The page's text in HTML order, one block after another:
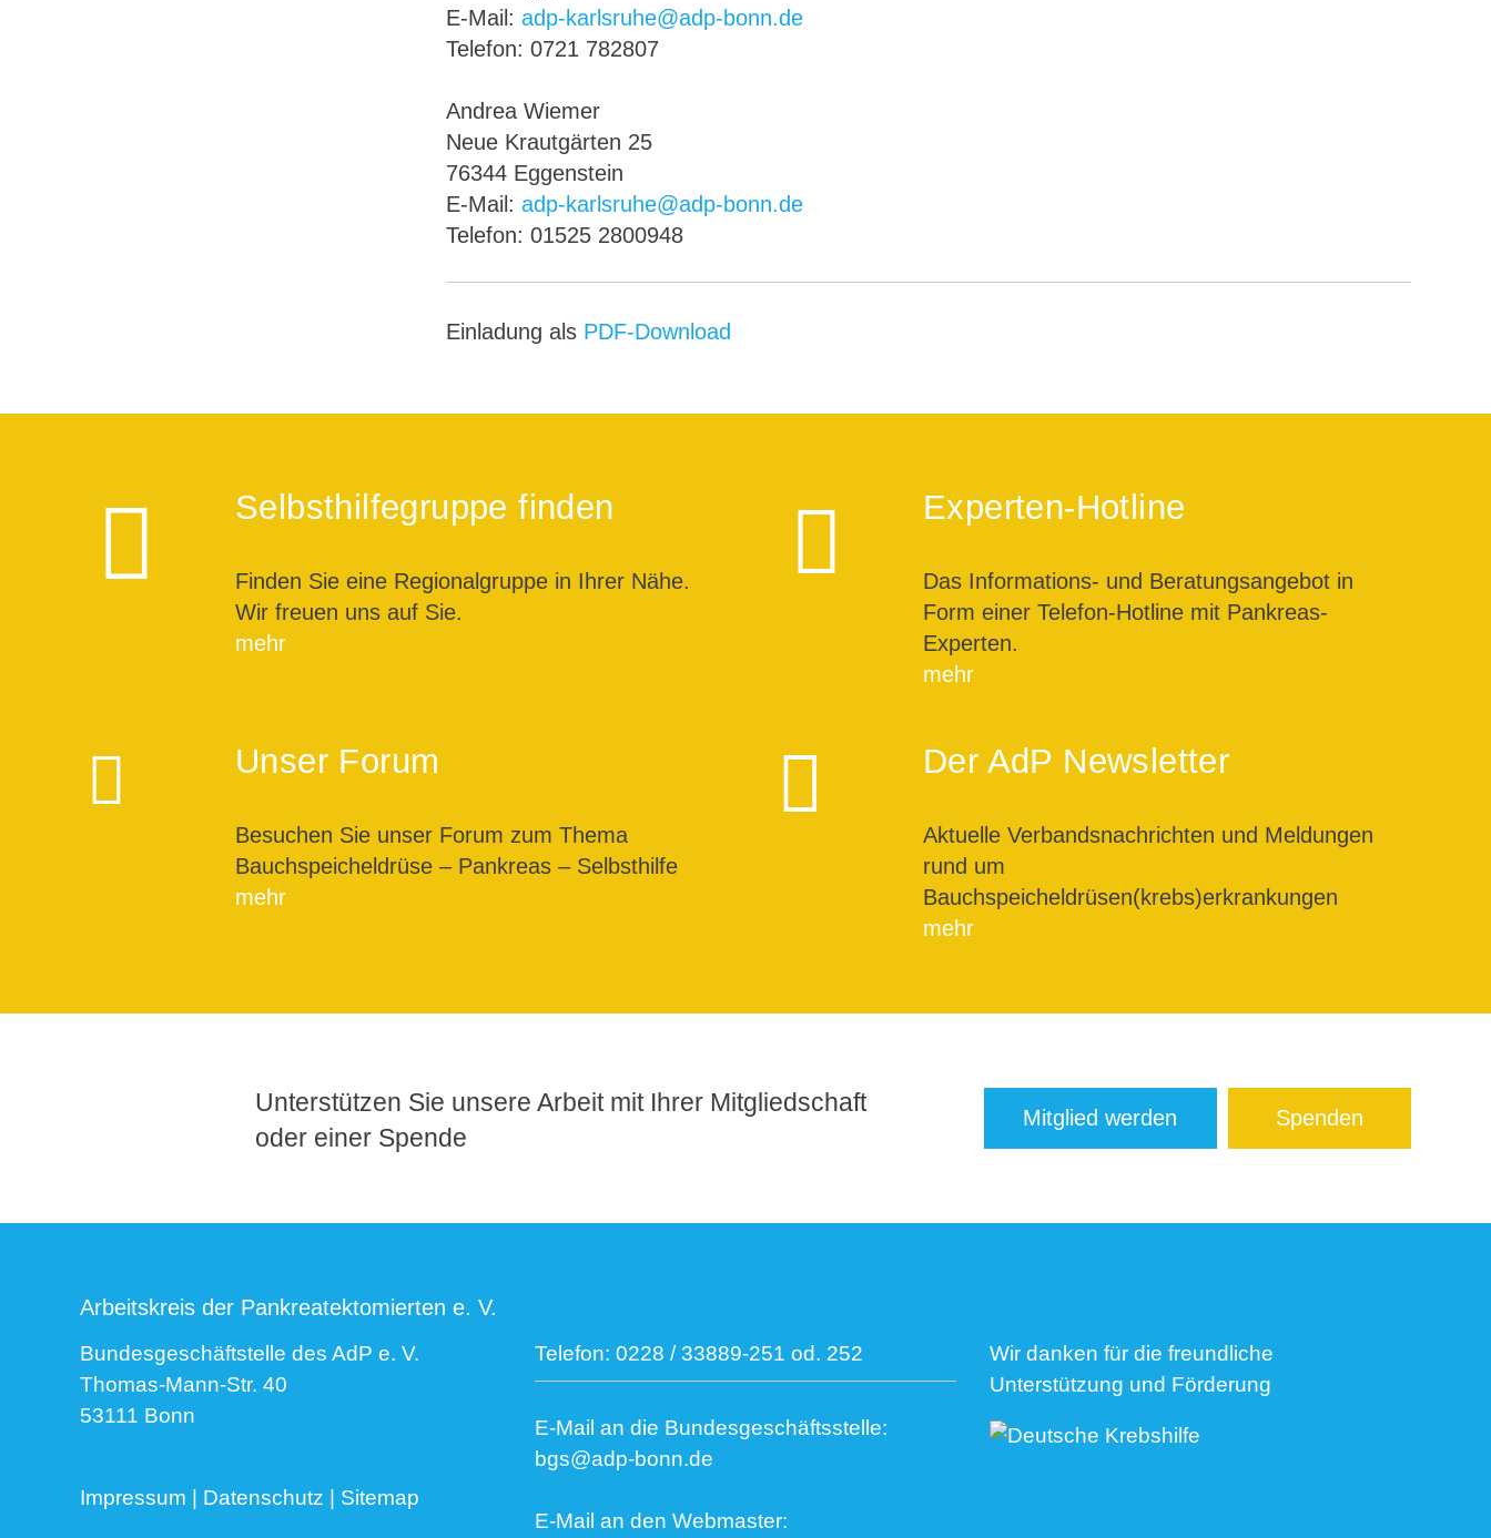
E-Mail: adp-karlsruhe@adp-bonn.de
Telefon: 0721 782807
Andrea Wiemer
Neue Krautgärten 25
76344 Eggenstein
E-Mail: adp-karlsruhe@adp-bonn.de
Telefon: 01525 2800948
Einladung als PDF-Download
Selbsthilfegruppe finden
Finden Sie eine Regionalgruppe in Ihrer Nähe.
Wir freuen uns auf Sie.
mehr
Experten-Hotline
Das Informations- und Beratungsangebot in
Form einer Telefon-Hotline mit Pankreas-
Experten.
mehr
Unser Forum
Besuchen Sie unser Forum zum Thema
Bauchspeicheldrüse – Pankreas – Selbsthilfe
mehr
Der AdP Newsletter
Aktuelle Verbandsnachrichten und Meldungen
rund um
Bauchspeicheldrüsen(krebs)erkrankungen
mehr
Unterstützen Sie unsere Arbeit mit Ihrer Mitgliedschaft
oder einer Spende
Mitglied werden Spenden
Arbeitskreis der Pankreatektomierten e. V.
Bundesgeschäftstelle des AdP e. V.
Thomas-Mann-Str. 40
53111 Bonn
Impressum Datenschutz Sitemap
Telefon: 0228 / 33889-251 od. 252
E-Mail an die Bundesgeschäftsstelle:
bgs@adp-bonn.de
E-Mail an den Webmaster:
Wir danken für die freundliche
Unterstützung und Förderung